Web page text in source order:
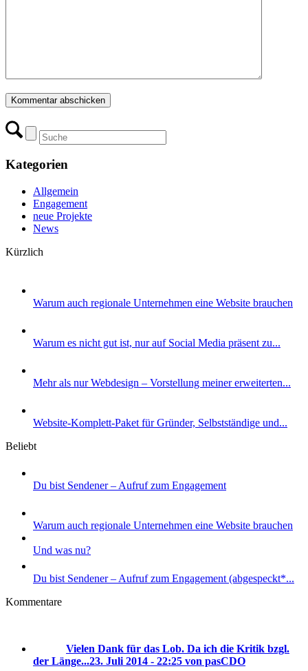
Kategorien
Allgemein
Engagement
neue Projekte
News
Kürzlich
Warum auch regionale Unternehmen eine Website brauchen
Warum es nicht gut ist, nur auf Social Media präsent zu...
Mehr als nur Webdesign – Vorstellung meiner erweiterten...
Website-Komplett-Paket für Gründer, Selbstständige und...
Beliebt
Du bist Sendener – Aufruf zum Engagement
Warum auch regionale Unternehmen eine Website brauchen
Und was nu?
Du bist Sendener – Aufruf zum Engagement (abgespeckt*...
Kommentare
Vielen Dank für das Lob. Da ich die Kritik bzgl.
der Länge...23. Juli 2014 - 22:25 von pasCDO